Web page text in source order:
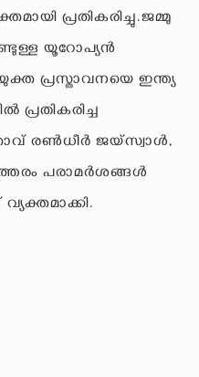
പ്രതികരിച്ചു.ജമ്മു
യൂറോപ്യൻ
പ്രസ്താവനയെ ഇന്ത്യ
പ്രതികരിച്ച
രൺധീർ ജയ്‌സ്വാൾ,
പരാമർശങ്ങൾ